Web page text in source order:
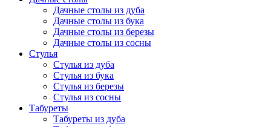
Дачные столы из дуба
Дачные столы из бука
Дачные столы из березы
Дачные столы из сосны
Стулья
Стулья из дуба
Стулья из бука
Стулья из березы
Стулья из сосны
Табуреты
Табуреты из дуба